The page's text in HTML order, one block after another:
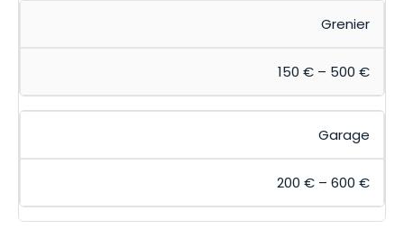
Grenier
150 € – 500 €
Garage
200 € – 600 €